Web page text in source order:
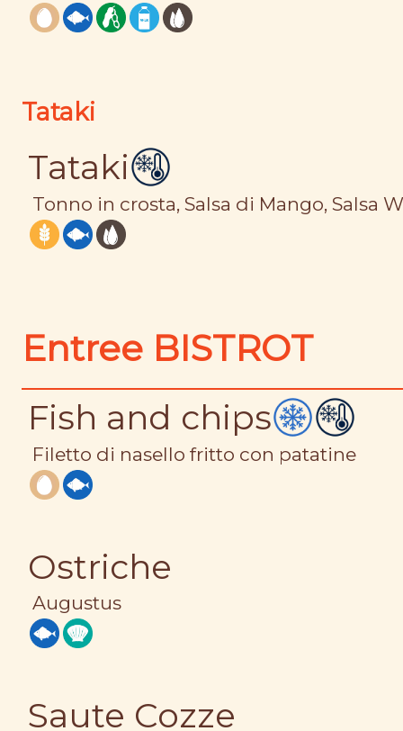
Tataki
Tataki
Tonno in crosta, Salsa di Mango, Salsa
Entree BISTROT
Fish and chips
Filetto di nasello fritto con patatine
Ostriche
Augustus
Saute Cozze